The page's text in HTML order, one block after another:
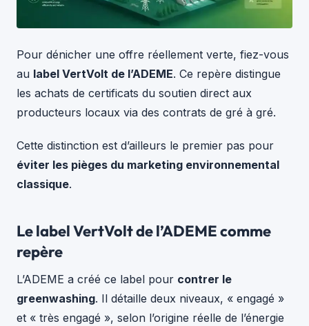
Pour dénicher une offre réellement verte, fiez-vous
au label VertVolt de l’ADEME. Ce repère distingue
les achats de certificats du soutien direct aux
producteurs locaux via des contrats de gré à gré.
Cette distinction est d’ailleurs le premier pas pour
éviter les pièges du marketing environnemental
classique.
Le label VertVolt de l’ADEME comme
repère
L’ADEME a créé ce label pour contrer le
greenwashing. Il détaille deux niveaux, « engagé »
et « très engagé », selon l’origine réelle de l’énergie